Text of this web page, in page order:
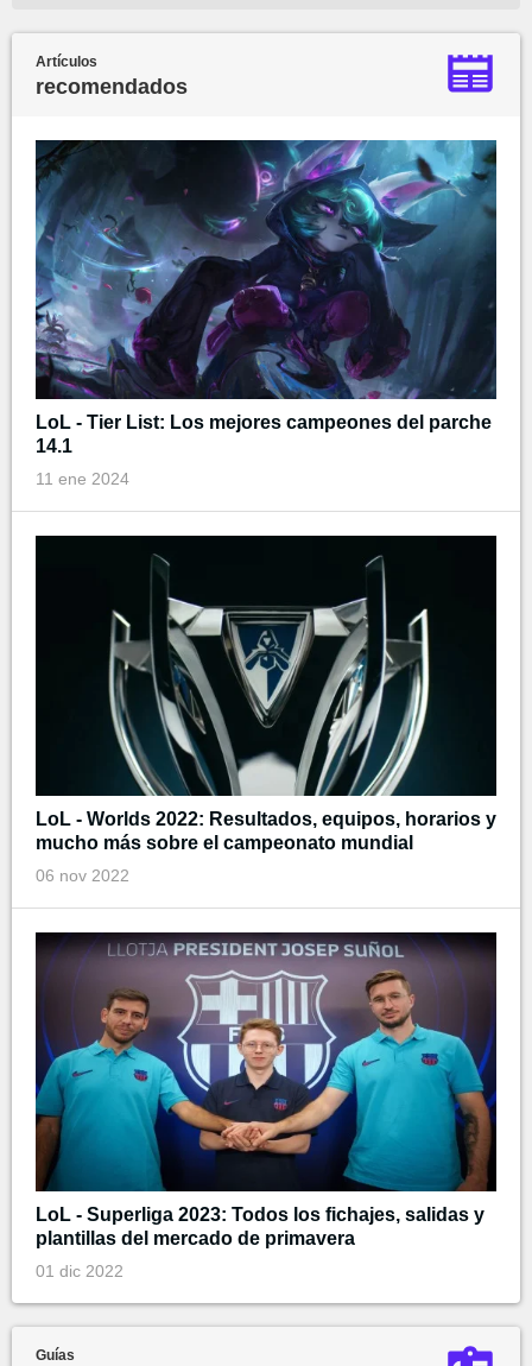
Artículos
recomendados
LoL - Tier List: Los mejores campeones del parche
14.1
11 ene 2024
LoL - Worlds 2022: Resultados, equipos, horarios y
mucho más sobre el campeonato mundial
06 nov 2022
LoL - Superliga 2023: Todos los fichajes, salidas y
plantillas del mercado de primavera
01 dic 2022
Guías